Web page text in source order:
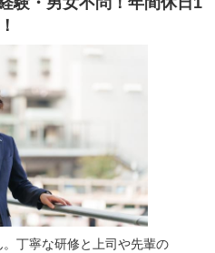
丁寧な研修と上司や先輩の